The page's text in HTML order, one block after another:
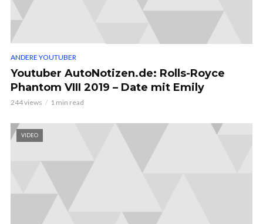
ANDERE YOUTUBER
Youtuber AutoNotizen.de: Rolls-Royce
Phantom VIII 2019 – Date mit Emily
244 views 1 min read
VIDEO